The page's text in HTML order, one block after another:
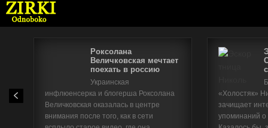
Роксолана
Величковская мечтает
поехать в россию
Украинская
инфлюенсерка и блогерша Роксолана
Величковская оказалась в центре
внимания после того, как в сети
«Холостяк»
зачищает
упоминаний
Имя